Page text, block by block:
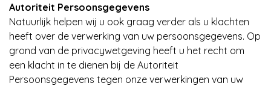
Autoriteit Persoonsgegevens
Natuurlijk helpen wij u ook graag verder als u klachten
heeft over de verwerking van uw persoonsgegevens. Op
grond van de privacywetgeving heeft u het recht om
een klacht in te dienen bij de Autoriteit
Persoonsgegevens tegen onze verwerkingen van uw